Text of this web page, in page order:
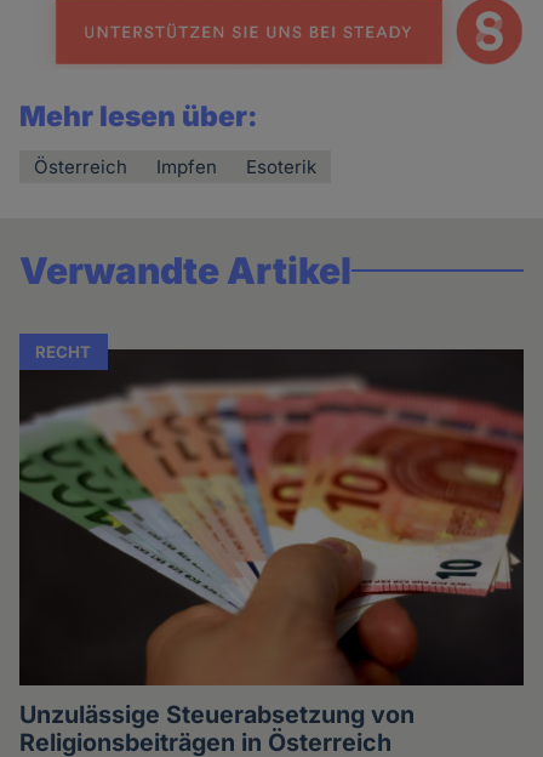
Mehr lesen über:
Österreich Impfen Esoterik
Verwandte Artikel
RECHT
Unzulässige Steuerabsetzung von
Religionsbeiträgen in Österreich